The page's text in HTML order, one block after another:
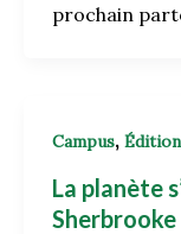
prochain
Campus,
La planète
Sherbrooke